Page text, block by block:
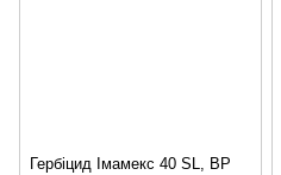
Гербіцид Імамекс 40 SL, BP